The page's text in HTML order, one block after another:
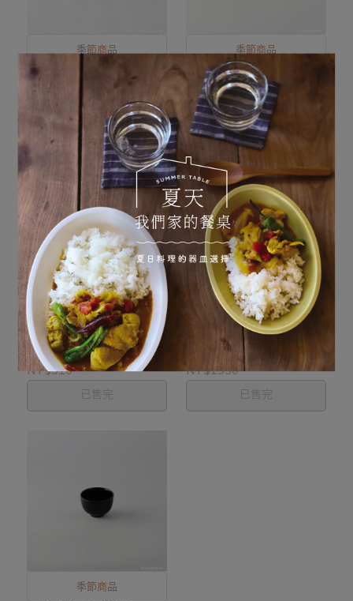
季節商品
Broth 6寸碗 粉引/飴釉
NT$1170
已售完
季節商品
Magnolia銘銘皿 白/青磁
二色
NT$620
已售完
季節商品
Olus 150碗 深灰/淺藍/淺
粉
NT$510
已售完
季節商品
Pallo茶壺 黑/灰/白
NT$1530
已售完
季節商品